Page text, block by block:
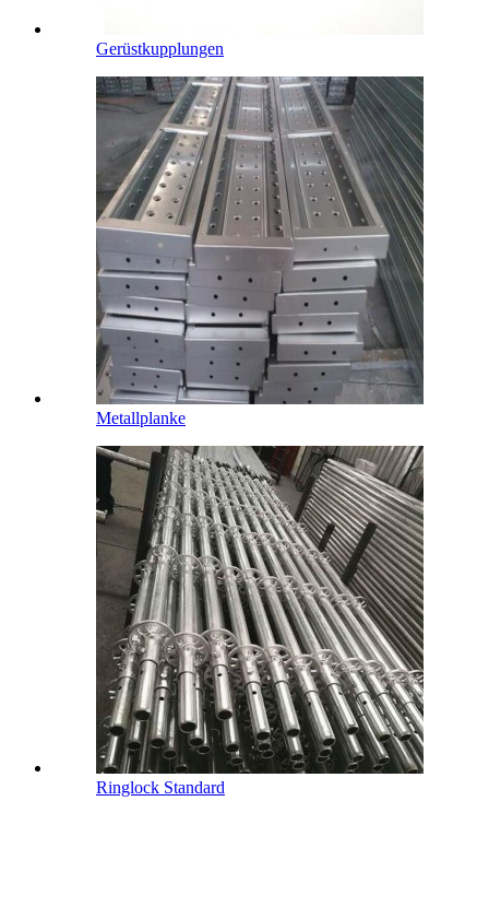
Gerüstkupplungen
Metallplanke
Ringlock Standard